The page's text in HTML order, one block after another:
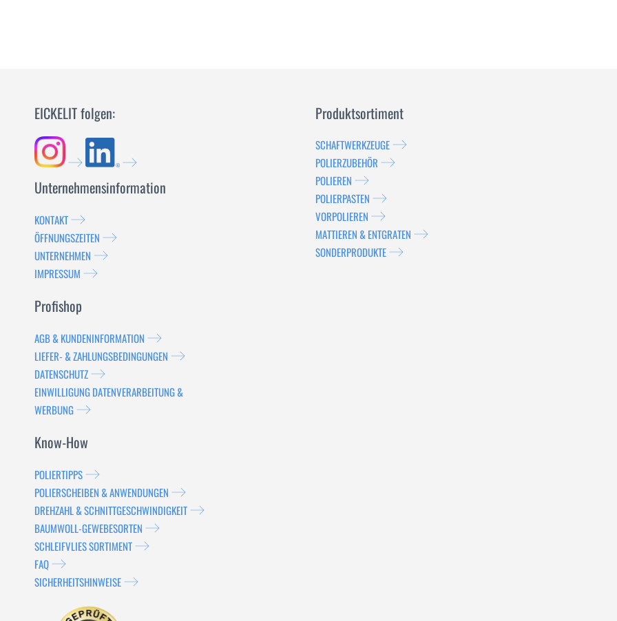
EICKELIT folgen:
Unternehmensinformation
KONTAKT
ÖFFNUNGSZEITEN
UNTERNEHMEN
IMPRESSUM
Profishop
AGB & KUNDENINFORMATION
LIEFER- & ZAHLUNGSBEDINGUNGEN
DATENSCHUTZ
EINWILLIGUNG DATENVERARBEITUNG &
WERBUNG
Know-How
POLIERTIPPS
POLIERSCHEIBEN & ANWENDUNGEN
DREHZAHL & SCHNITTGESCHWINDIGKEIT
BAUMWOLL-GEWEBESORTEN
SCHLEIFVLIES SORTIMENT
FAQ
SICHERHEITSHINWEISE
Produktsortiment
SCHAFTWERKZEUGE
POLIERZUBEHÖR
POLIEREN
POLIERPASTEN
VORPOLIEREN
MATTIEREN & ENTGRATEN
SONDERPRODUKTE